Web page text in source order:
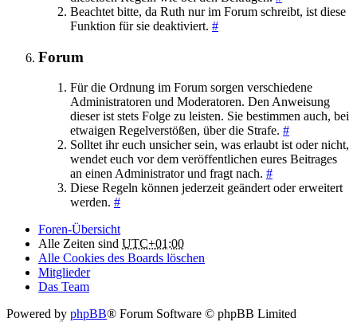
Beachtet bitte, da Ruth nur im Forum schreibt, ist diese
Funktion für sie deaktiviert. #
Forum
Für die Ordnung im Forum sorgen verschiedene
Administratoren und Moderatoren. Den Anweisung
dieser ist stets Folge zu leisten. Sie bestimmen auch, bei
etwaigen Regelverstößen, über die Strafe. #
Solltet ihr euch unsicher sein, was erlaubt ist oder nicht,
wendet euch vor dem veröffentlichen eures Beitrages
an einen Administrator und fragt nach. #
Diese Regeln können jederzeit geändert oder erweitert
werden. #
Foren-Übersicht
Alle Zeiten sind UTC+01:00
Alle Cookies des Boards löschen
Mitglieder
Das Team
Powered by phpBB® Forum Software © phpBB Limited